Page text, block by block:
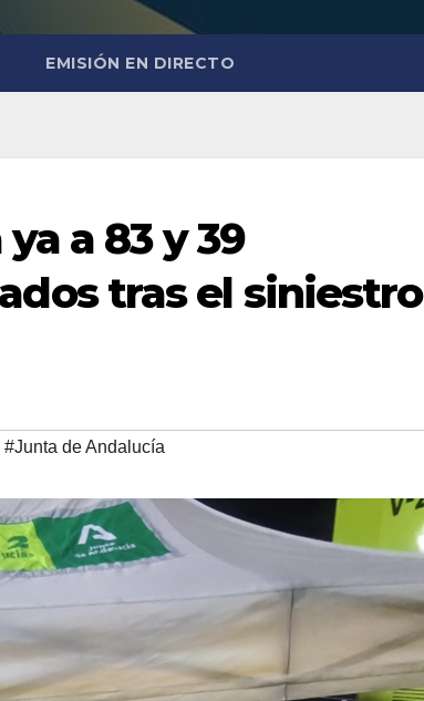
EMISIÓN EN DIRECTO
a 83 y 39
tras el siniestro
#Junta de Andalucía